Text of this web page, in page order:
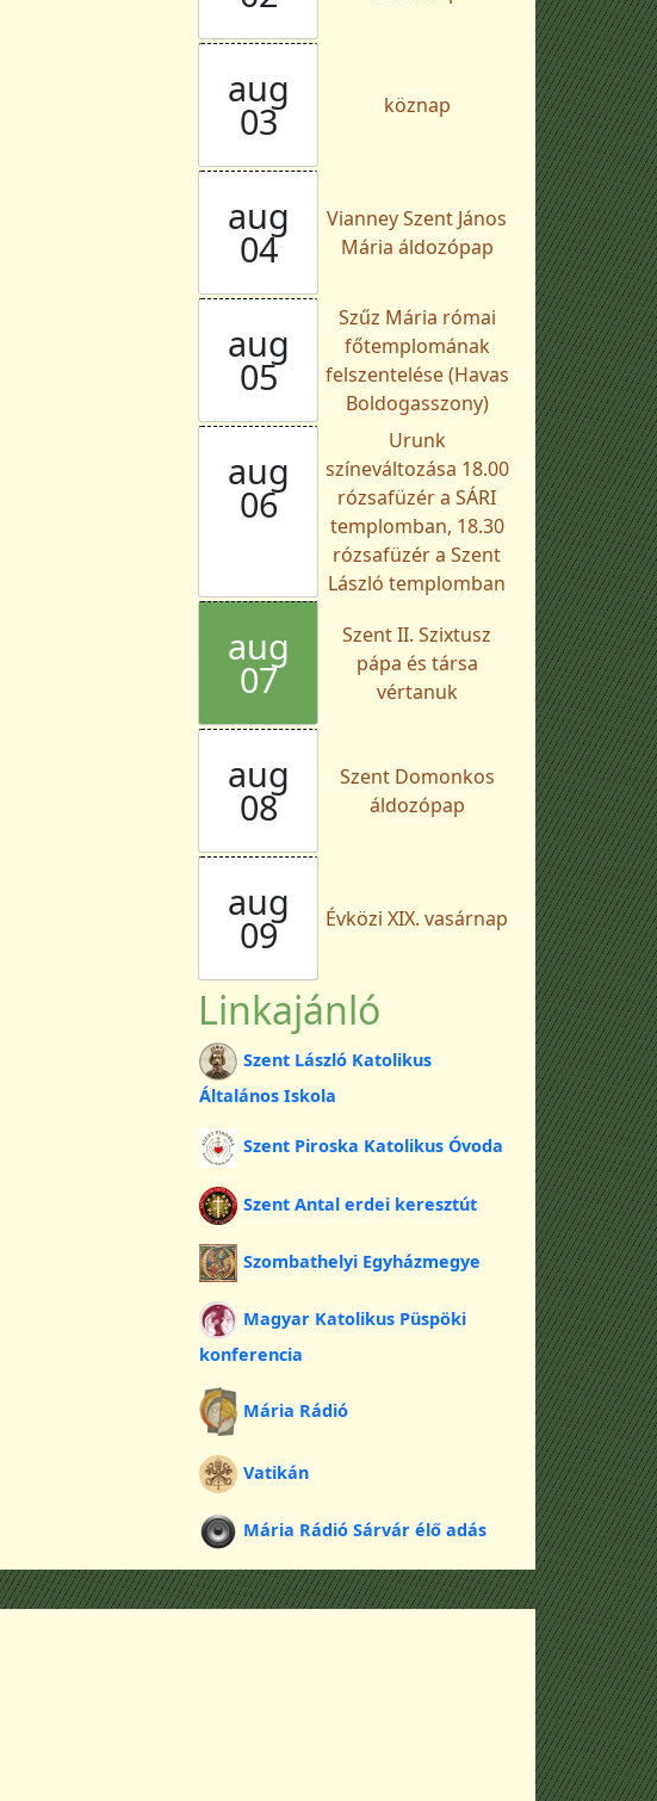
aug
03 köznap
aug
04
Vianney Szent János
Mária áldozópap
aug
05
Szűz Mária római
főtemplomának
felszentelése (Havas
Boldogasszony)
aug
06
Urunk
színeváltozása 18.00
rózsafüzér a SÁRI
templomban, 18.30
rózsafüzér a Szent
László templomban
aug
07
Szent II. Szixtusz
pápa és társa
vértanuk
aug
08
Szent Domonkos
áldozópap
aug
09 Évközi XIX. vasárnap
Linkajánló
Szent László Katolikus
Általános Iskola
Szent Piroska Katolikus Óvoda
Szent Antal erdei keresztút
Szombathelyi Egyházmegye
Magyar Katolikus Püspöki
konferencia
Mária Rádió
Vatikán
Mária Rádió Sárvár élő adás